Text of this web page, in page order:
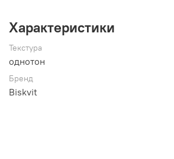
Характеристики
Текстура
однотон
Бренд
Biskvit